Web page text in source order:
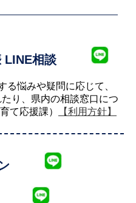
LINE相談
る悩みや疑問に応じて、
り、県内の相談窓口につ
て応援課）
【利用方針】